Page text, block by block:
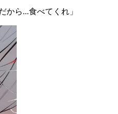
から...食べてくれ」